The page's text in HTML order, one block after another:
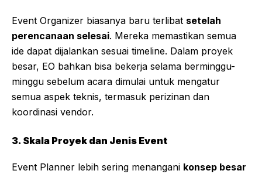
Event Organizer biasanya baru terlibat setelah
perencanaan selesai. Mereka memastikan semua
ide dapat dijalankan sesuai timeline. Dalam proyek
besar, EO bahkan bisa bekerja selama berminggu-
minggu sebelum acara dimulai untuk mengatur
semua aspek teknis, termasuk perizinan dan
koordinasi vendor.
3. Skala Proyek dan Jenis Event
Event Planner lebih sering menangani konsep besar